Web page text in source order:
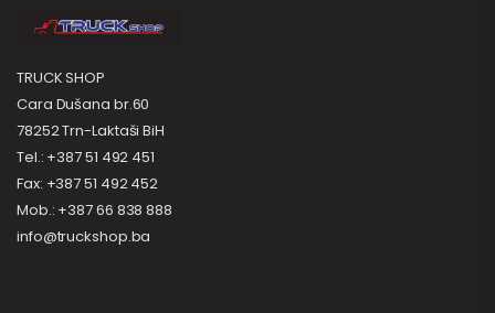
TRUCK SHOP
Cara Dušana br.60
78252 Trn-Laktaši BiH
Tel.: +387 51 492 451
Fax: +387 51 492 452
Mob.: +387 66 838 888
info@truckshop.ba